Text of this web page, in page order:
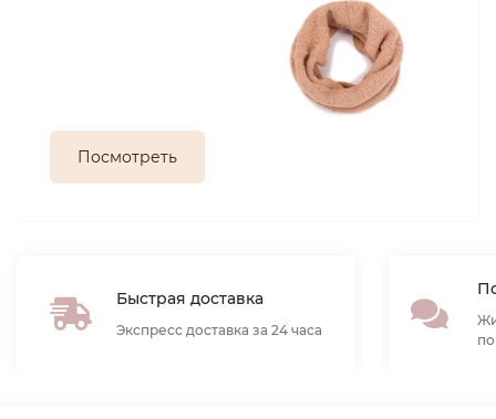
Посмотреть
Быстрая доставка
Экспресс доставка за 24 часа